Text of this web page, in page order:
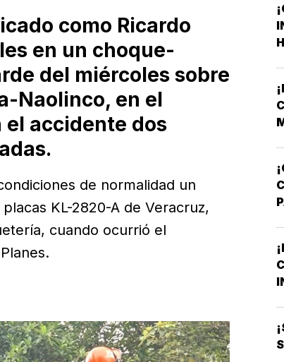
como Ricardo
en un choque-
del miércoles sobre
Naolinco, en el
el accidente dos
de normalidad un
KL-2820-A de Veracruz,
cuando ocurrió el